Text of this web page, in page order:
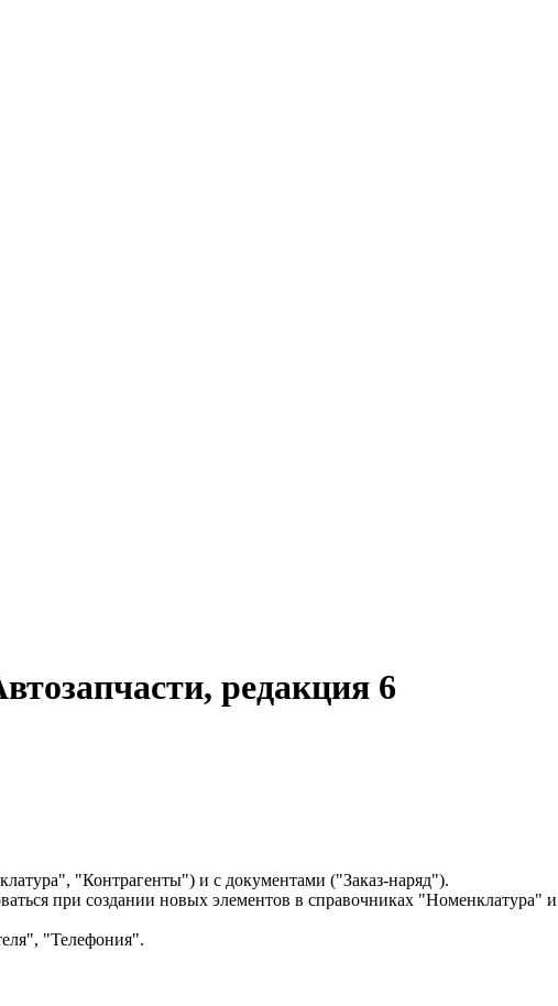
редакция 6
"Контрагенты") и с документами ("Заказ-наряд").
при создании новых элементов в справочниках
"Телефония".